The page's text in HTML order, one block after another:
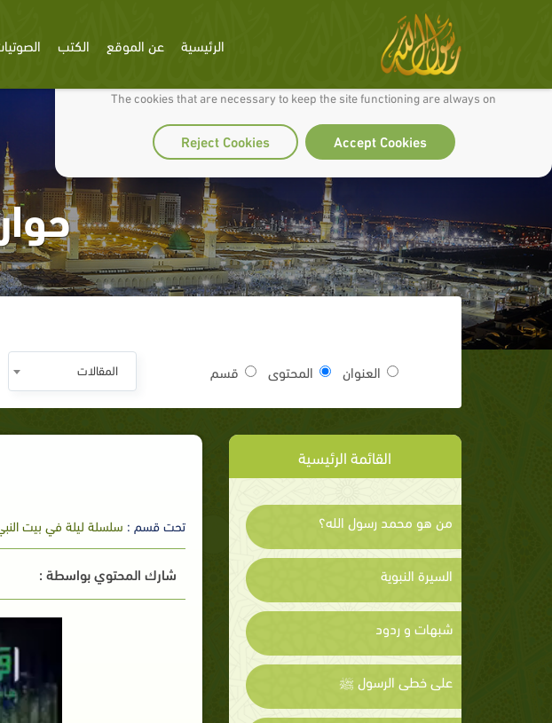
We use cookies to make our site work well for you and so we can continually improve it.
The cookies that are necessary to keep the site functioning are always on
Accept Cookies
Reject Cookies
الرئيسية عن الموقع الكتب
العنوان المحتوى قسم المقالات
القائمة الرئيسية
من هو محمد رسول الله؟
السيرة النبوية
شبهات و ردود
على خطى الرسول ﷺ
تحت قسم : سلسلة ليلة في بيت
شارك المحتوي بواسطة :